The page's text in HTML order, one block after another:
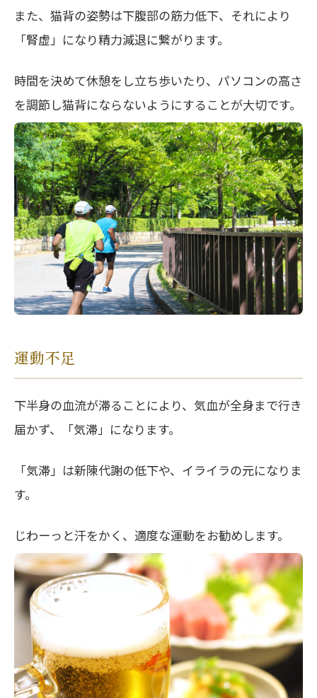
また、猫背の姿勢は下腹部の筋力低下、それにより
「腎虚」になり精力減退に繋がります。
時間を決めて休憩をし立ち歩いたり、パソコンの高さ
を調節し猫背にならないようにすることが大切です。
運動不足
下半身の血流が滞ることにより、気血が全身まで行き
届かず、「気滞」になります。
「気滞」は新陳代謝の低下や、イライラの元になりま
す。
じわーっと汗をかく、適度な運動をお勧めします。